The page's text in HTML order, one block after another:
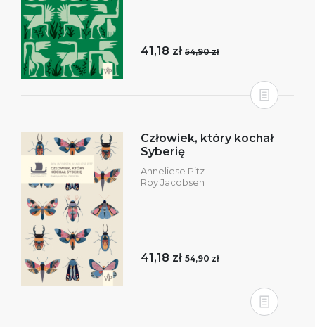
41,18 zł 54,90 zł
Człowiek, który kochał
Syberię
Anneliese Pitz
Roy Jacobsen
41,18 zł 54,90 zł